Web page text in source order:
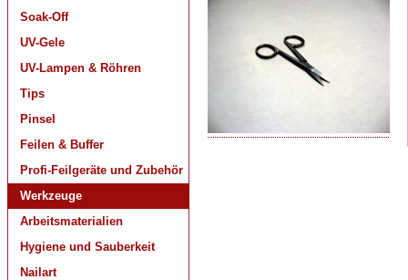
Soak-Off
UV-Gele
UV-Lampen & Röhren
Tips
Pinsel
Feilen & Buffer
Profi-Feilgeräte und Zubehör
Werkzeuge
Arbeitsmaterialien
Hygiene und Sauberkeit
Nailart